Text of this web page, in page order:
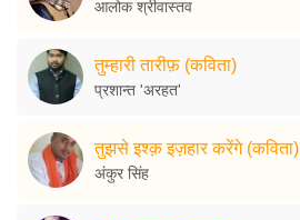
आलोक श्रीवास्तव
तुम्हारी तारीफ़ (कविता)
प्रशान्त 'अरहत'
तुझसे इश्क़ इज़हार करेंगे (कविता)
अंकुर सिंह